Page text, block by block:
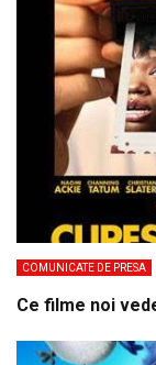
COMUNICATE DE PRESA
Ce filme noi